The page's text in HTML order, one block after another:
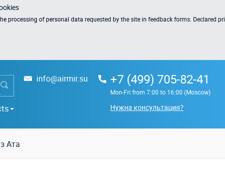
processing of personal data requested by the site in feedback forms. Declared
info@airmir.su +7 (499) 705-82-41
Mon-Fri from 7:00 to 16:00 (Moscow)
Нужна консультация?
Ата